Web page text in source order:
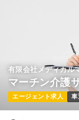
有限会社メディカル
マーチン介護
エージェント求人